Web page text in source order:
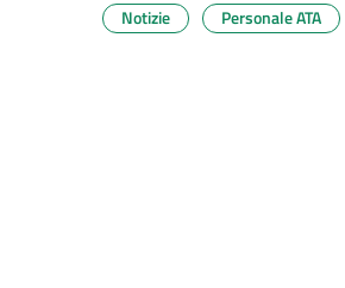
Notizie Personale ATA